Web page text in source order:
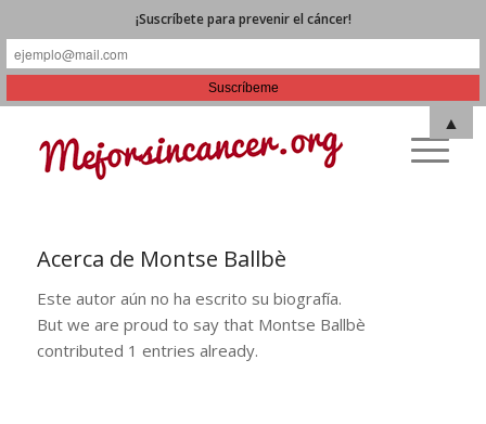
Acerca de Montse Ballbè
Este autor aún no ha escrito su biografía.
But we are proud to say that Montse Ballbè
contributed 1 entries already.
¡Suscríbete para prevenir el cáncer!
▲